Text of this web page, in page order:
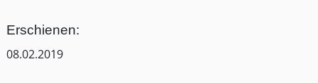
Erschienen:
08.02.2019